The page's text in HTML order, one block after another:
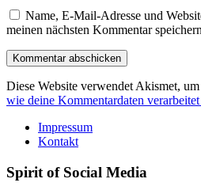
Name, E-Mail-Adresse und
meinen nächsten Kommentar
Diese Website verwendet Akismet,
wie deine Kommentardaten
Impressum
Kontakt
Spirit of Social Media